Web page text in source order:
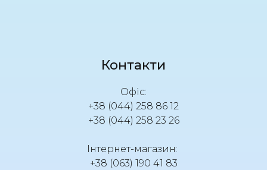
Контакти
Офіс:
+38 (044) 258 86 12
+38 (044) 258 23 26
Інтернет-магазин:
+38 (063) 190 41 83